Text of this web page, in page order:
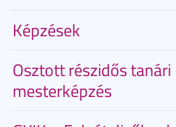
Képzések
Osztott részidős tanári
mesterképzés